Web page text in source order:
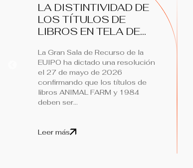
LA DISTINTIVIDAD DE
LOS TÍTULOS DE
LIBROS EN TELA DE...
La Gran Sala de Recurso de la
EUIPO ha dictado una resolución
el 27 de mayo de 2026
confirmando que los títulos de
libros ANIMAL FARM y 1984
deben ser...
Leer más